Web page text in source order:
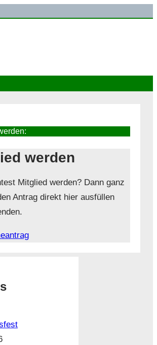
werden
Mitglied werden? Dann ganz
Antrag direkt hier ausfüllen